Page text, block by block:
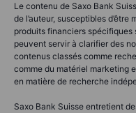
Le contenu de Saxo Bank
de l’auteur, susceptibles
produits financiers
peuvent servir à clarifier des
contenus classés comme
comme du matériel marketing
en matière de recherche
Saxo Bank Suisse entretient